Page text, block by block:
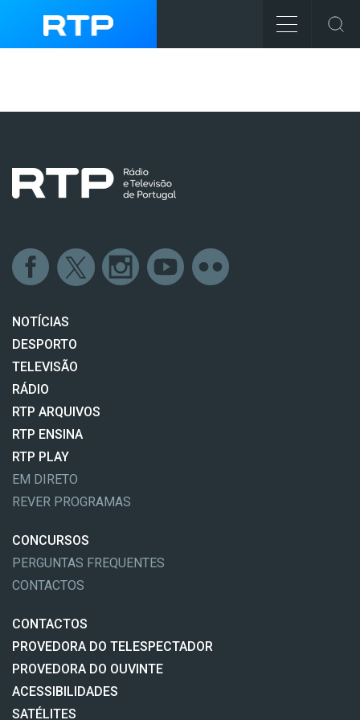
NOTÍCIAS
DESPORTO
TELEVISÃO
RÁDIO
RTP ARQUIVOS
RTP ENSINA
RTP PLAY
EM DIRETO
REVER PROGRAMAS
CONCURSOS
PERGUNTAS FREQUENTES
CONTACTOS
CONTACTOS
PROVEDORA DO TELESPECTADOR
PROVEDORA DO OUVINTE
ACESSIBILIDADES
SATÉLITES